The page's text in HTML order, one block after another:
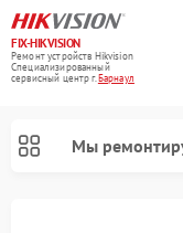
FIX-HIKVISION
Ремонт устройств Hikvision
Специализированный
cервисный центр г.Барнаул
Мы